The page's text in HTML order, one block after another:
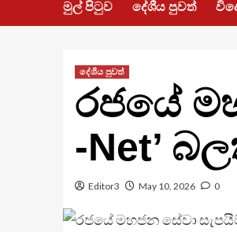
මුල් පිටුව දේශීය පුවත්
දේශීය පුවත්
රජයේ
-Net’
Editor3 May 10, 2026 0